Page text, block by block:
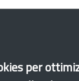
per